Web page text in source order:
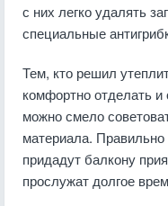
с них легко удалять
специальные
Тем, кто решил
комфортно отделать
можно смело
материала.
придадут балкону
прослужат долгое